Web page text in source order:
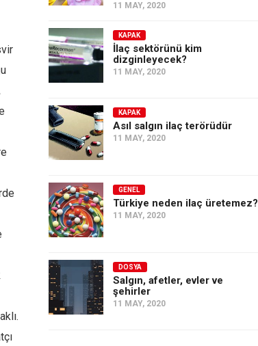
11 MAY, 2020
KAPAK
İlaç sektörünü kim
dizginleyecek?
11 MAY, 2020
KAPAK
Asıl salgın ilaç terörüdür
11 MAY, 2020
GENEL
Türkiye neden ilaç üretemez?
11 MAY, 2020
DOSYA
Salgın, afetler, evler ve
şehirler
11 MAY, 2020